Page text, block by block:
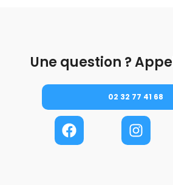
Une question ?
02 32 77 41 68